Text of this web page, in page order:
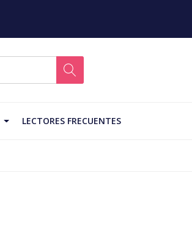
LECTORES FRECUENTES